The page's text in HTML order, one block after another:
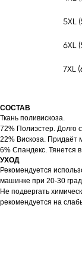
СОСТАВ
Ткань поливискоза.
72% Полиэстер. Долго
22% Вискоза. Придаёт
6% Спандекс. Тянется
УХОД
Рекомендуется
машинке при 20-30
Не подвергать
рекомендуется на